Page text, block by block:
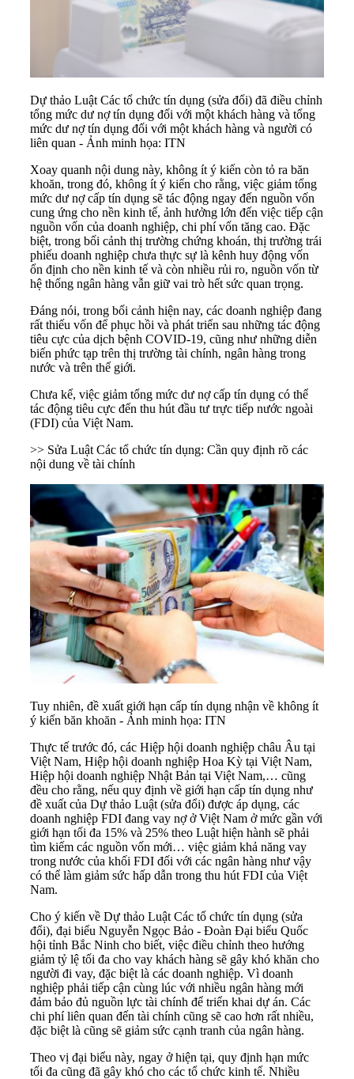
Dự thảo Luật Các tổ chức tín dụng (sửa đổi) đã điều chỉnh
tổng mức dư nợ tín dụng đối với một khách hàng và tổng
mức dư nợ tín dụng đối với một khách hàng và người có
liên quan - Ảnh minh họa: ITN
Xoay quanh nội dung này, không ít ý kiến còn tỏ ra băn
khoăn, trong đó, không ít ý kiến cho rằng, việc giảm tổng
mức dư nợ cấp tín dụng sẽ tác động ngay đến nguồn vốn
cung ứng cho nền kinh tế, ảnh hưởng lớn đến việc tiếp cận
nguồn vốn của doanh nghiệp, chi phí vốn tăng cao. Đặc
biệt, trong bối cảnh thị trường chứng khoán, thị trường trái
phiếu doanh nghiệp chưa thực sự là kênh huy động vốn
ổn định cho nền kinh tế và còn nhiều rủi ro, nguồn vốn từ
hệ thống ngân hàng vẫn giữ vai trò hết sức quan trọng.
Đáng nói, trong bối cảnh hiện nay, các doanh nghiệp đang
rất thiếu vốn để phục hồi và phát triển sau những tác động
tiêu cực của dịch bệnh COVID-19, cũng như những diễn
biến phức tạp trên thị trường tài chính, ngân hàng trong
nước và trên thế giới.
Chưa kể, việc giảm tổng mức dư nợ cấp tín dụng có thể
tác động tiêu cực đến thu hút đầu tư trực tiếp nước ngoài
(FDI) của Việt Nam.
>> Sửa Luật Các tổ chức tín dụng: Cần quy định rõ các
nội dung về tài chính
Tuy nhiên, đề xuất giới hạn cấp tín dụng nhận về không ít
ý kiến băn khoăn - Ảnh minh họa: ITN
Thực tế trước đó, các Hiệp hội doanh nghiệp châu Âu tại
Việt Nam, Hiệp hội doanh nghiệp Hoa Kỳ tại Việt Nam,
Hiệp hội doanh nghiệp Nhật Bản tại Việt Nam,… cũng
đều cho rằng, nếu quy định về giới hạn cấp tín dụng như
đề xuất của Dự thảo Luật (sửa đổi) được áp dụng, các
doanh nghiệp FDI đang vay nợ ở Việt Nam ở mức gần với
giới hạn tối đa 15% và 25% theo Luật hiện hành sẽ phải
tìm kiếm các nguồn vốn mới… việc giảm khả năng vay
trong nước của khối FDI đối với các ngân hàng như vậy
có thể làm giảm sức hấp dẫn trong thu hút FDI của Việt
Nam.
Cho ý kiến về Dự thảo Luật Các tổ chức tín dụng (sửa
đổi), đại biểu Nguyễn Ngọc Bảo - Đoàn Đại biểu Quốc
hội tỉnh Bắc Ninh cho biết, việc điều chỉnh theo hướng
giảm tỷ lệ tối đa cho vay khách hàng sẽ gây khó khăn cho
người đi vay, đặc biệt là các doanh nghiệp. Vì doanh
nghiệp phải tiếp cận cùng lúc với nhiều ngân hàng mới
đảm bảo đủ nguồn lực tài chính để triển khai dự án. Các
chi phí liên quan đến tài chính cũng sẽ cao hơn rất nhiều,
đặc biệt là cũng sẽ giảm sức cạnh tranh của ngân hàng.
Theo vị đại biểu này, ngay ở hiện tại, quy định hạn mức
tối đa cũng đã gây khó cho các tổ chức kinh tế. Nhiều